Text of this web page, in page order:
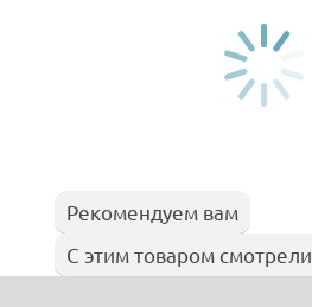
Рекомендуем вам
С этим товаром смотрели